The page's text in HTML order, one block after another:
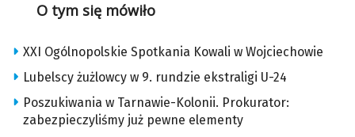
O tym się mówiło
XXI Ogólnopolskie Spotkania Kowali w Wojciechowie
Lubelscy żużlowcy w 9. rundzie ekstraligi U-24
Poszukiwania w Tarnawie-Kolonii. Prokurator:
zabezpieczyliśmy już pewne elementy